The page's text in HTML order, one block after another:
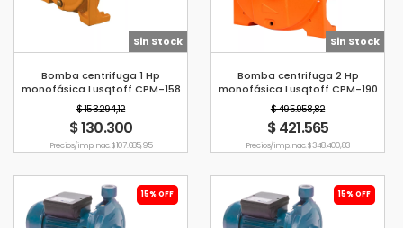
Sin Stock
Bomba centrifuga 1 Hp
monofásica Lusqtoff CPM-158
$ 153.294,12
$ 130.300
Precio s/imp. nac. $ 107.685,95
Sin Stock
Bomba centrifuga 2 Hp
monofásica Lusqtoff CPM-190
$ 495.958,82
$ 421.565
Precio s/imp. nac. $ 348.400,83
15% OFF 15% OFF